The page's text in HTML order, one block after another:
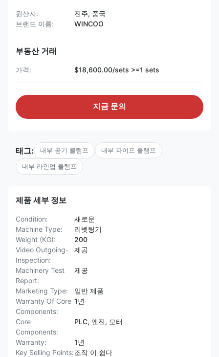
원산지:
진주, 중국
브랜드 이름:
WINCOO
부동산 거래
가격: $18,600.00/sets >=1 sets
지금 문의
태그: 내부 공기 클램프 내부 파이프 클램프
내부 라인업 클램프
제품 세부 정보
Condition:
새로운
Machine Type:
리벳팅기
Weight (KG):
200
Video Outgoing-
Inspection:
제공
Machinery Test
Report:
제공
Marketing Type:
일반 제품
Warranty Of Core
Components:
1년
Core
Components:
PLC, 엔진, 모터
Warranty:
1년
Key Selling Points:조작 이 쉽다